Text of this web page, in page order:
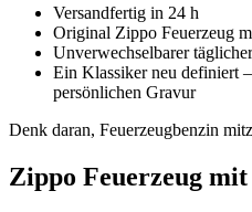
Versandfertig in 24 h
Original Zippo Feuerzeug
Unverwechselbarer
Ein Klassiker neu definiert
persönlichen Gravur
Denk daran, Feuerzeugbenzin
Zippo Feuerzeug